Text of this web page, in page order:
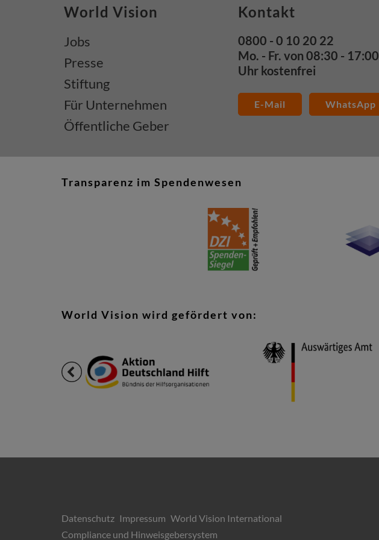
World Vision
Jobs
Presse
Stiftung
Für Unternehmen
Öffentliche Geber
Kontakt
0800 - 0 10 20 22
Mo. - Fr. von 08:30 - 17:00
Uhr kostenfrei
E-Mail WhatsApp
Transparenz im Spendenwesen
World Vision wird gefördert von:
Datenschutz Impressum World Vision International
Compliance und Hinweisgebersystem